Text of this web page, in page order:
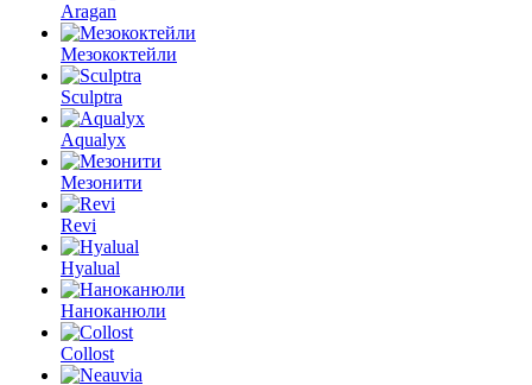
Aragan
Мезококтейли
Sculptra
Aqualyx
Мезонити
Revi
Hyalual
Наноканюли
Collost